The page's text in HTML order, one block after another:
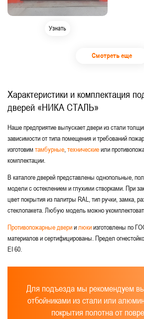
Узнать
Смотреть еще
Характеристики и комплектация
дверей «НИКА СТАЛЬ»
Наше предприятие выпускает двери из стали
зависимости от типа помещения и требований
изготовимтамбурные техническиеили
комплектации.
В каталоге дверей представлены однопольные,
модели с остеклением и глухими створками. При
цвет покрытия из палитры RAL, тип ручки, замка,
стеклопакета. Любую модель можно
Противопожарные дверии люкиизготовлены по
материалов и сертифицированы. Предел
EI 60.
Для подъезда мы рекомендуем
отбойниками из стали или
покрытия полотна от